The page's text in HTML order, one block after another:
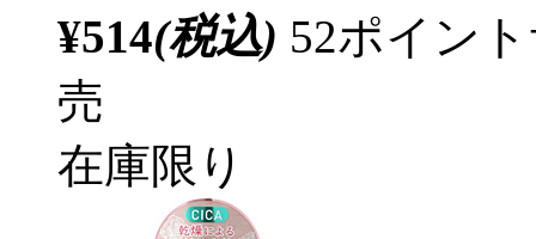
¥514(税込) 52ポイン
売
在庫限り